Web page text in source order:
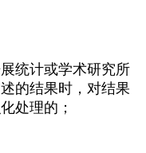
统计或学术研究所
的结果时，对结果
处理的；